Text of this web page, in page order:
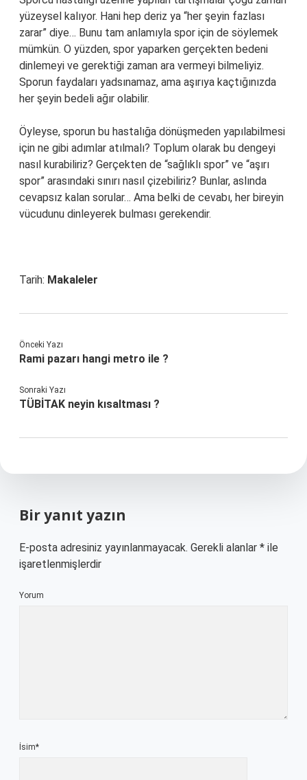
yüzeysel kalıyor. Hani hep deriz ya “her şeyin fazlası
zarar” diye… Bunu tam anlamıyla spor için de söylemek
mümkün. O yüzden, spor yaparken gerçekten bedeni
dinlemeyi ve gerektiği zaman ara vermeyi bilmeliyiz.
Sporun faydaları yadsınamaz, ama aşırıya kaçtığınızda
her şeyin bedeli ağır olabilir.
Öyleyse, sporun bu hastalığa dönüşmeden yapılabilmesi
için ne gibi adımlar atılmalı? Toplum olarak bu dengeyi
nasıl kurabiliriz? Gerçekten de “sağlıklı spor” ve “aşırı
spor” arasındaki sınırı nasıl çizebiliriz? Bunlar, aslında
cevapsız kalan sorular… Ama belki de cevabı, her bireyin
vücudunu dinleyerek bulması gerekendir.
Tarih: Makaleler
Önceki Yazı
Rami pazarı hangi metro ile ?
Sonraki Yazı
TÜBİTAK neyin kısaltması ?
Bir yanıt yazın
E-posta adresiniz yayınlanmayacak. Gerekli alanlar * ile
işaretlenmişlerdir
Yorum
İsim*